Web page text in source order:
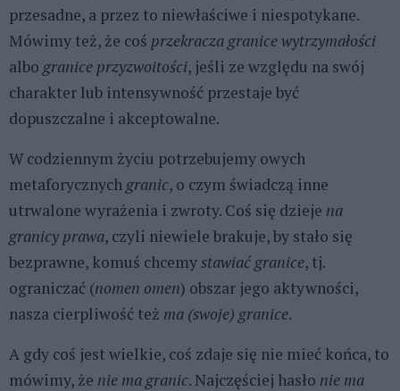
przesadne, a przez to niewłaściwe i niespotykane.
Mówimy też, że coś przekracza granice wytrzymałości
albo granice przyzwoitości, jeśli ze względu na swój
charakter lub intensywność przestaje być
dopuszczalne i akceptowalne.
W codziennym życiu potrzebujemy owych
metaforycznych granic, o czym świadczą inne
utrwalone wyrażenia i zwroty. Coś się dzieje na
granicy prawa, czyli niewiele brakuje, by stało się
bezprawne, komuś chcemystawiać granice, tj.
ograniczać (nomen omen) obszar jego aktywności,
nasza cierpliwość też ma (swoje) granice.
A gdy coś jest wielkie, coś zdaje się nie mieć końca, to
mówimy, że nie ma granic. Najczęściej hasło nie ma